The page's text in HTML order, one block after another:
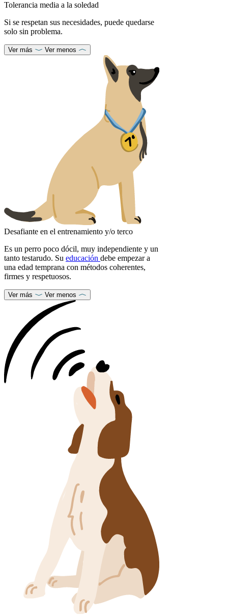
Tolerancia media a la soledad
Si se respetan sus necesidades, puede quedarse
solo sin problema.
Ver más Ver menos
Desafiante en el entrenamiento y/o terco
Es un perro poco dócil, muy independiente y un
tanto testarudo. Su educación debe empezar a
una edad temprana con métodos coherentes,
firmes y respetuosos.
Ver más Ver menos